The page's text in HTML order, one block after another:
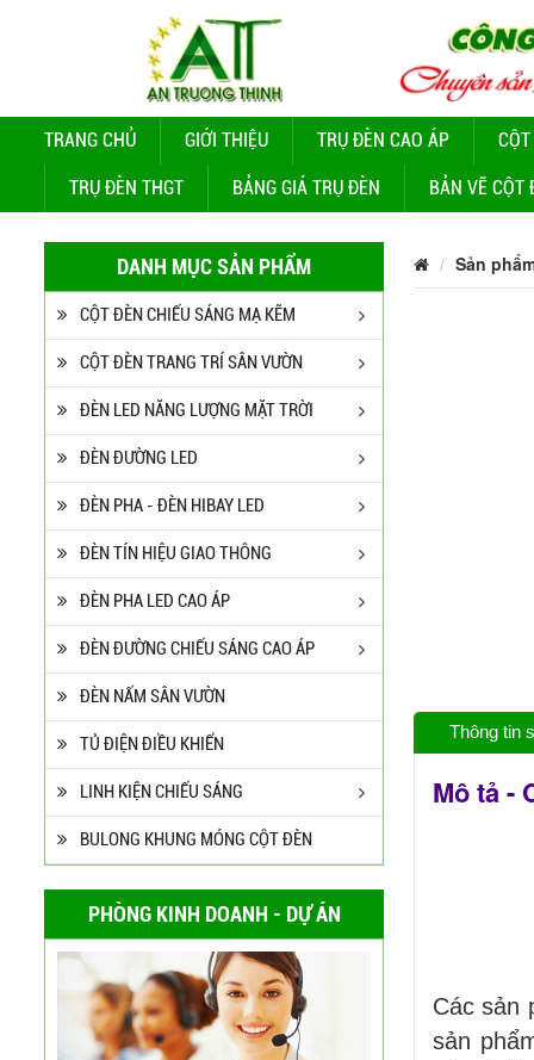
TRANG CHỦ GIỚI THIỆU TRỤ ĐÈN CAO ÁP
TRỤ ĐÈN THGT BẢNG GIÁ TRỤ ĐÈN BẢN VẼ CỘT
DANH MỤC SẢN PHẨM
CỘT ĐÈN CHIẾU SÁNG MẠ KẼM
CỘT ĐÈN TRANG TRÍ SÂN VƯỜN
ĐÈN LED NĂNG LƯỢNG MẶT TRỜI
ĐÈN ĐƯỜNG LED
ĐÈN PHA - ĐÈN HIBAY LED
ĐÈN TÍN HIỆU GIAO THÔNG
ĐÈN PHA LED CAO ÁP
ĐÈN ĐƯỜNG CHIẾU SÁNG CAO ÁP
ĐÈN NẤM SÂN VƯỜN
TỦ ĐIỆN ĐIỀU KHIỂN
LINH KIỆN CHIẾU SÁNG
BULONG KHUNG MÓNG CỘT ĐÈN
PHÒNG KINH DOANH - DỰ ÁN
Cần Đơn Kiểu Đẹp
Liên hệ
Áp Tròn Côn Cần Đôi Kiểu
K212
Liên hệ
Đèn Đường Led Cao Áp
Philips 100W, 150W,
120W ATT
Liên hệ
Sản
Thông tin
Mô tả -
Các sản
sản